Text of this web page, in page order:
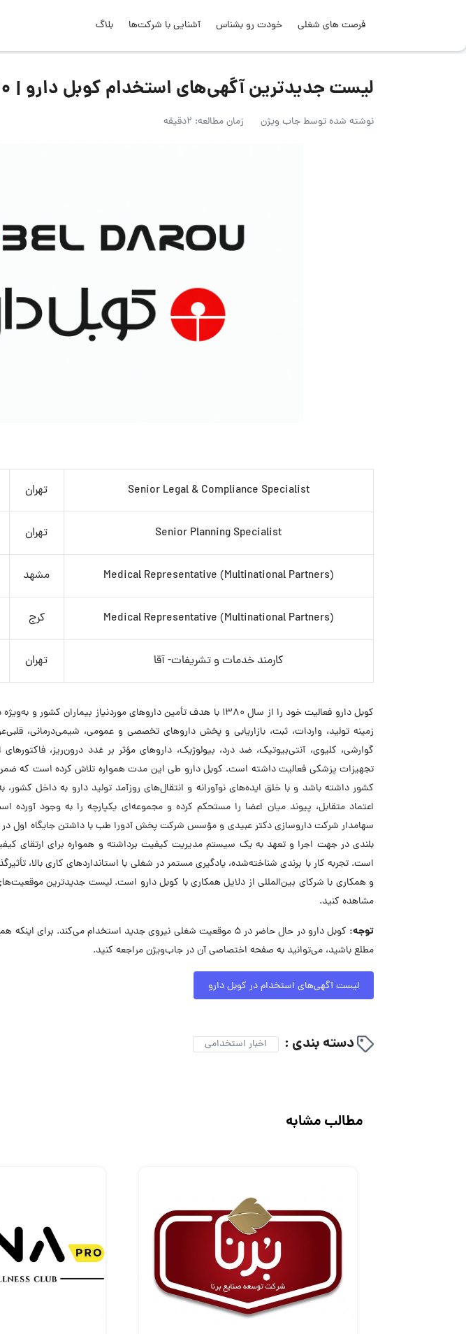
فرصت های شغلی خودت رو بشناس آشنایی با شرکت‌ها بلاگ
لیست جدیدترین آگهی‌های استخدام کوبل دارو | ۳۰ خرداد ۱۴۰۵
نوشته شده توسطجاب ویژن زمان مطالعه: 2دقیقه
Senior Legal & Compliance Specialist تهران
Senior Planning Specialist تهران
Medical Representative (Multinational Partners) مشهد
Medical Representative (Multinational Partners) کرج
کارمند خدمات و تشریفات- آقا تهران
کوبل دارو فعالیت خود را از سال ۱۳۸۰ با هدف تأمین داروهای موردنیاز
زمینه تولید، واردات، ثبت، بازاریابی و پخش داروهای تخصصی و عمومی، شیمی‌درمانی،
گوارشی، کلیوی، آنتی‌بیوتیک، ضد درد، بیولوژیک، داروهای مؤثر بر غدد درون‌ریز،
تجهیزات پزشکی فعالیت داشته است. کوبل دارو طی این مدت همواره تلاش کرده است که
کشور داشته باشد و با خلق ایده‌های نوآورانه و انتقال‌های روزآمد تولید دارو به داخل
اعتماد متقابل، پیوند میان اعضا را مستحکم کرده و مجموعه‌ای یکپارچه را به وجود آورده
سهامدار شرکت داروسازی دکتر عبیدی و مؤسس شرکت پخش آدورا طب با داشتن جایگاه اول در
بلندی در جهت اجرا و تعهد به یک سیستم مدیریت کیفیت برداشته و همواره برای ارتقای
است. تجربه کار با برندی شناخته‌شده، یادگیری مستمر در شغلی با استانداردهای کاری بالا،
و همکاری با شرکای بین‌المللی از دلایل همکاری با کوبل دارو است. لیست جدیدترین
مشاهده کنید.
توجه:
کوبل دارو در حال حاضر در ۵ موقعیت شغلی نیروی جدید استخدام می‌کند.
مطلع باشید، می‌توانید به صفحه اختصاصی آن در جاب‌ویژن مراجعه کنید.
لیست آگهی‌های استخدام در کوبل دارو
دسته بندی : اخبار استخدامی
مطالب مشابه